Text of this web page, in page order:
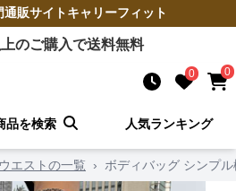
通販サイトキャリーフィット
のご購入で送料無料
0 0
品を検索 人気ランキング
ウエストの一覧 › ボディバッグ シンプ